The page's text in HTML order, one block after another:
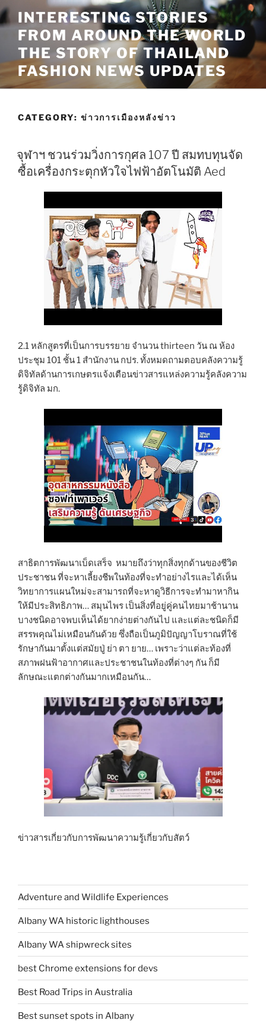
Skip
to
content
INTERESTING STORIES
FROM AROUND THE WORLD
THE STORY OF THAILAND
FASHION NEWS UPDATES
CATEGORY: ข่าวการเมืองหลังข่าว
จุฬาฯ ชวนร่วมวิ่งการกุศล 107 ปี สมทบทุนจัด
ซื้อเครื่องกระตุกหัวใจไฟฟ้าอัตโนมัติ Aed
2.1 หลักสูตรที่เป็นการบรรยาย จำนวน thirteen วัน ณ ห้อง
ประชุม 101 ชั้น 1 สำนักงาน กปร. ทั้งหมดถามตอบคลังความรู้
ดิจิทัลด้านการเกษตรแจ้งเตือนข่าวสารแหล่งความรู้คลังความ
รู้ดิจิทัล มก.
สาธิตการพัฒนาเบ็ดเสร็จ หมายถึงว่าทุกสิ่งทุกด้านของชีวิต
ประชาชน ที่จะหาเลี้ยงชีพในท้องที่จะทำอย่างไรและได้เห็น
วิทยาการแผนใหม่จะสามารถที่จะหาดูวิธีการจะทำมาหากิน
ให้มีประสิทธิภาพ… สมุนไพร เป็นสิ่งที่อยู่คู่คนไทยมาช้านาน
บางชนิดอาจพบเห็นได้ยากง่ายต่างกันไป และแต่ละชนิดก็มี
สรรพคุณไม่เหมือนกันด้วย ซึ่งถือเป็นภูมิปัญญาโบราณที่ใช้
รักษากันมาตั้งแต่สมัยปู่ ย่า ตา ยาย… เพราะว่าแต่ละท้องที่
สภาพฝนฟ้าอากาศและประชาชนในท้องที่ต่างๆ กัน ก็มี
ลักษณะแตกต่างกันมากเหมือนกัน…
ข่าวสารเกี่ยวกับการพัฒนาความรู้เกี่ยวกับสัตว์
Adventure and Wildlife Experiences
Albany WA historic lighthouses
Albany WA shipwreck sites
best Chrome extensions for devs
Best Road Trips in Australia
Best sunset spots in Albany